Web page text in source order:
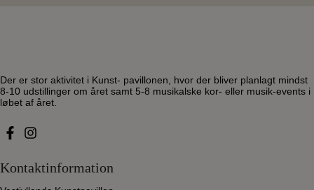
8-10 udstillinger om året samt 5-8 musikalske kor- eller musik-events i
løbet af året.